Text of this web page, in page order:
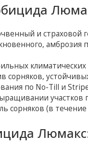
и
амброзия
климатических
сорняков,
по No-Till и
участков
сорняков (в